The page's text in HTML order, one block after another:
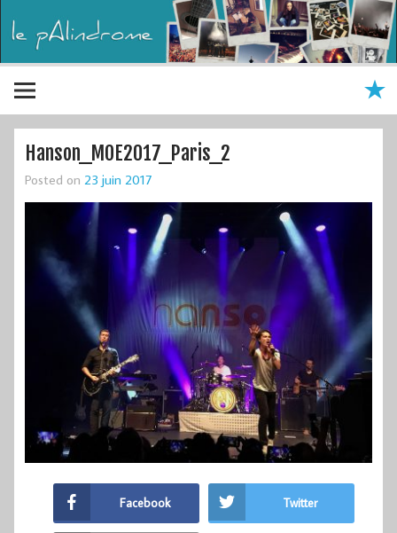
Hanson_MOE2017_Paris_2
Posted on 23 juin 2017
Facebook Twitter